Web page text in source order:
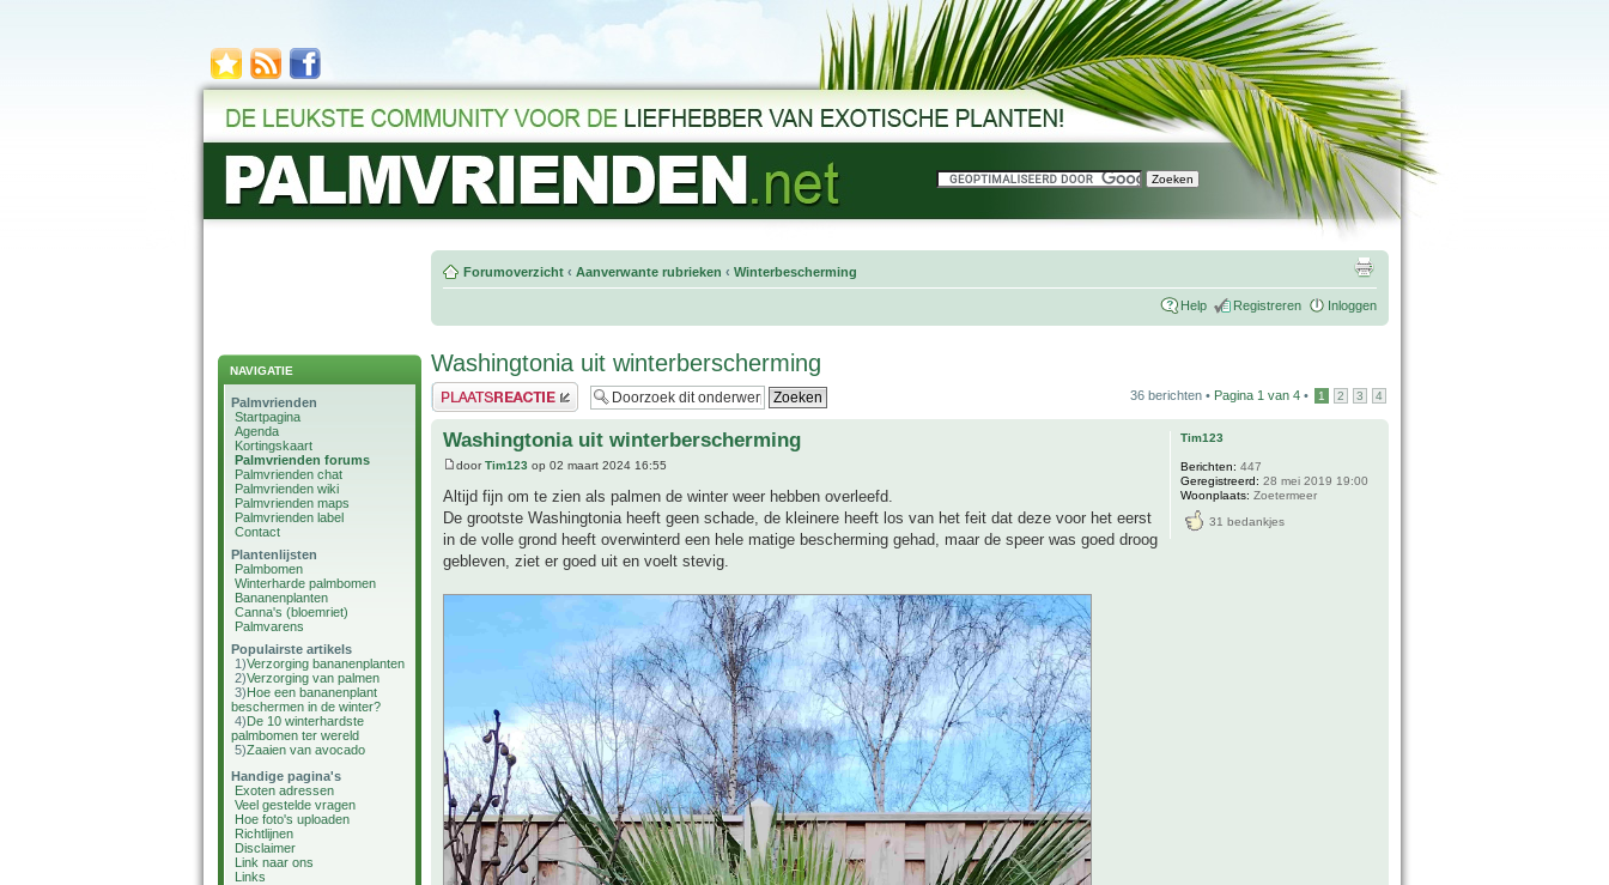
NAVIGATIE
Palmvrienden
Startpagina
Agenda
Kortingskaart
Palmvrienden forums
Palmvrienden chat
Palmvrienden wiki
Palmvrienden maps
Palmvrienden label
Contact
Plantenlijsten
Palmbomen
Winterharde palmbomen
Bananenplanten
Canna's (bloemriet)
Palmvarens
Populairste artikels
1)Verzorging bananenplanten
2)Verzorging van palmen
3)Hoe een bananenplant
beschermen in de winter?
4)De 10 winterhardste
palmbomen ter wereld
5)Zaaien van avocado
Handige pagina's
Exoten adressen
Veel gestelde vragen
Hoe foto's uploaden
Richtlijnen
Disclaimer
Link naar ons
Links
Forumoverzicht ‹ Aanverwante rubrieken ‹ Winterbescherming
Help Registreren Inloggen
Washingtonia uit winterberscherming
Plaats een reactie 36 berichten • Pagina 1 van 4 • 1 2 3 4
Washingtonia uit winterberscherming
doorTim123 op 02 maart 2024 16:55
Altijd fijn om te zien als palmen de winter weer hebben overleefd.
De grootste Washingtonia heeft geen schade, de kleinere heeft los van het feit dat deze voor het eerst
in de volle grond heeft overwinterd een hele matige bescherming gehad, maar de speer was goed droog
gebleven, ziet er goed uit en voelt stevig.
Tim123
Berichten: 447
Geregistreerd: 28 mei 2019 19:00
Woonplaats: Zoetermeer
31 bedankjes